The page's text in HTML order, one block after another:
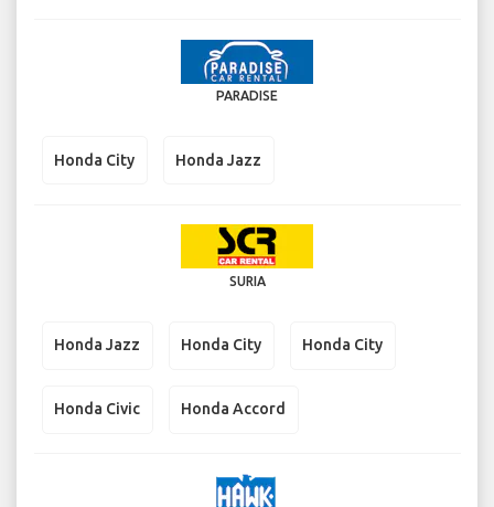
PARADISE
Honda City Honda Jazz
SURIA
Honda Jazz Honda City Honda City
Honda Civic Honda Accord